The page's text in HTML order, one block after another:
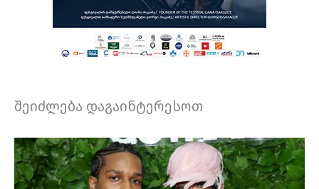
შეიძლება დაგაინტერესოთ